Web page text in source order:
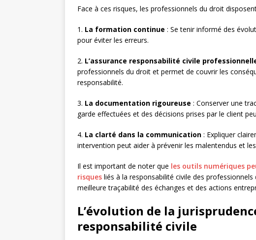
Face à ces risques, les professionnels du droit
1. La formation continue : Se tenir informé des
pour éviter les erreurs.
2. L’assurance responsabilité civile
professionnels du droit et permet de couvrir les
responsabilité.
3. La documentation rigoureuse : Conserver une
garde effectuées et des décisions prises par le client
4. La clarté dans la communication : Expliquer
intervention peut aider à prévenir les malentendus et
Il est important de noter que les outils numériques
risques liés à la responsabilité civile des
meilleure traçabilité des échanges et des actions
L’évolution de la
responsabilité civile